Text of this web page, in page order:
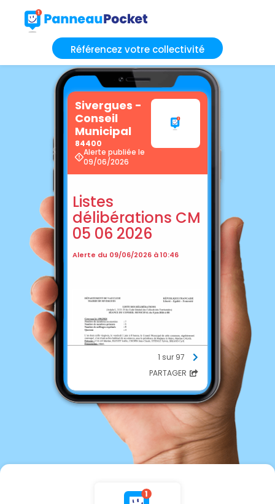
Référencez votre collectivité
Sivergues -
Conseil
Municipal
84400
Alerte publiée le
09/06/2026
Listes
délibérations CM
05 06 2026
Alerte du 09/06/2026 à 10:46
1 sur 97
PARTAGER